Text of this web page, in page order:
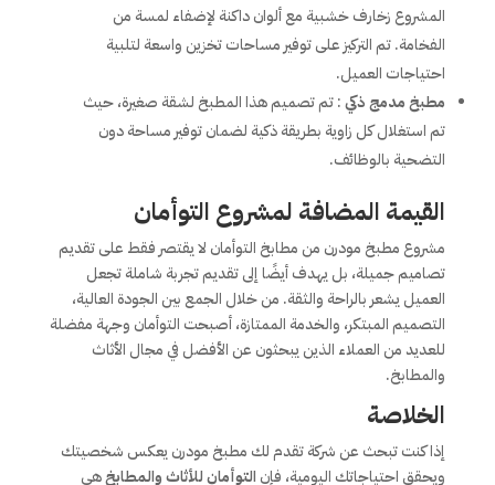
المشروع زخارف خشبية مع ألوان داكنة لإضفاء لمسة من
الفخامة. تم التركيز على توفير مساحات تخزين واسعة لتلبية
احتياجات العميل.
مطبخ مدمج ذكي: تم تصميم هذا المطبخ لشقة صغيرة، حيث
تم استغلال كل زاوية بطريقة ذكية لضمان توفير مساحة دون
التضحية بالوظائف.
القيمة المضافة لمشروع التوأمان
مشروع مطبخ مودرن من مطابخ التوأمان لا يقتصر فقط على تقديم
تصاميم جميلة، بل يهدف أيضًا إلى تقديم تجربة شاملة تجعل
العميل يشعر بالراحة والثقة. من خلال الجمع بين الجودة العالية،
التصميم المبتكر، والخدمة الممتازة، أصبحت التوأمان وجهة مفضلة
للعديد من العملاء الذين يبحثون عن الأفضل في مجال الأثاث
والمطابخ.
الخلاصة
إذا كنت تبحث عن شركة تقدم لك مطبخ مودرن يعكس شخصيتك
ويحقق احتياجاتك اليومية، فإن التوأمان للأثاث والمطابخهي